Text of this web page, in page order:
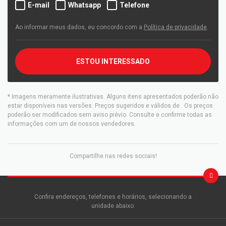
E-mail
Whatsapp Telefone
Ao informar meus dados, eu concordo com a Política de privacidade.
ESTOU INTERESSADO
* Imagens meramente ilustrativas. Alguns itens apresentados poderão não
estar disponíveis nas versões. Preços sugeridos e válidos de . Os preços
poderão ser modificados sem aviso prévio. Consulte e confirme todas as
informações com um de nossos vendedores.
Compartilhe nas redes sociais!
Confira endereços, telefones e horários, selecionando a
unidade abaixo: